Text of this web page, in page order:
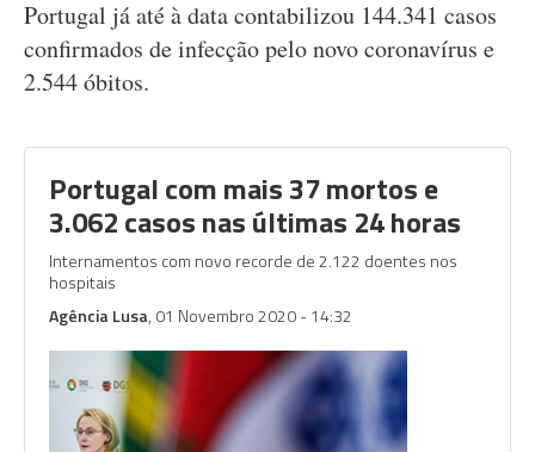
Portugal já até à data contabilizou 144.341 casos
confirmados de infecção pelo novo coronavírus e
2.544 óbitos.
Portugal com mais 37 mortos e
3.062 casos nas últimas 24 horas
Internamentos com novo recorde de 2.122 doentes nos
hospitais
Agência Lusa, 01 Novembro 2020 - 14:32